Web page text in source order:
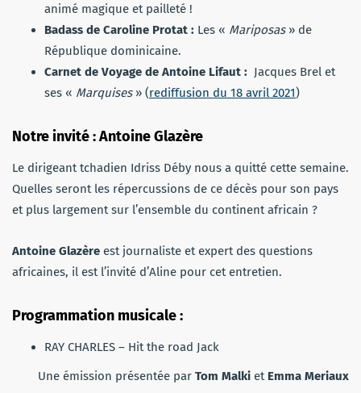
animé magique et pailleté !
Badass de Caroline Protat : Les « Mariposas» de
République dominicaine.
Carnet de Voyage de Antoine Lifaut : Jacques Brel et
ses « Marquises» (rediffusion du 18 avril 2021)
Notre invité : Antoine Glazère
Le dirigeant tchadien Idriss Déby nous a quitté cette semaine.
Quelles seront les répercussions de ce décès pour son pays
et plus largement sur l’ensemble du continent africain ?
Antoine Glazère est journaliste et expert des questions
africaines, il est l’invité d’Aline pour cet entretien.
Programmation musicale :
RAY CHARLES – Hit the road Jack
Une émission présentée par Tom Malki et Emma Meriaux